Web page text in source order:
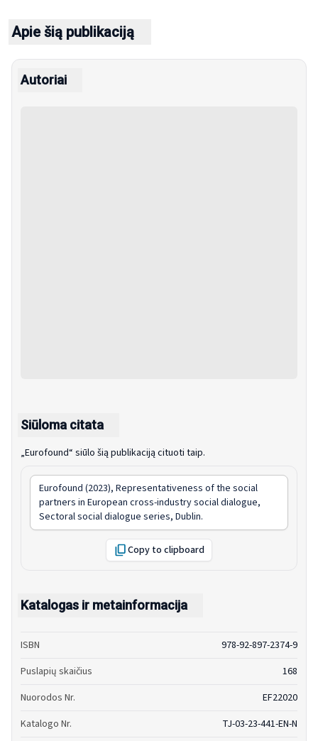
Apie šią publikaciją
Autoriai
Siūloma citata
„Eurofound“ siūlo šią publikaciją cituoti taip.
Eurofound (2023), Representativeness of the social
partners in European cross-industry social dialogue,
Sectoral social dialogue series, Dublin.
Copy to clipboard
Katalogas ir metainformacija
ISBN
978-92-897-2374-9
Puslapių skaičius
168
Nuorodos Nr.
EF22020
Katalogo Nr.
TJ-03-23-441-EN-N